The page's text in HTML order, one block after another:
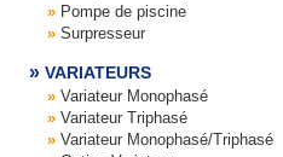
Pompe de piscine
Surpresseur
VARIATEURS
Variateur Monophasé
Variateur Triphasé
Variateur Monophasé/Triphasé